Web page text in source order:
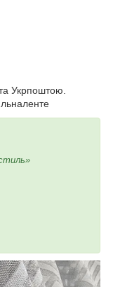
Укрпоштою.